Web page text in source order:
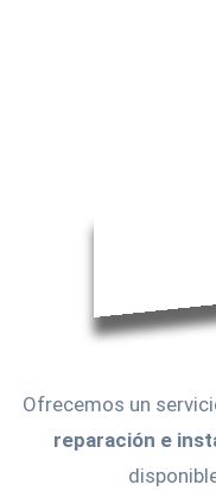
Ofrecemos un
reparación e